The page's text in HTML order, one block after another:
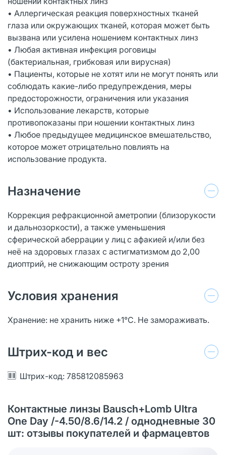
• Аллергическая реакция поверхностных тканей
глаза или окружающих тканей, которая может быть
вызвана или усилена ношением контактных линз
• Любая активная инфекция роговицы
(бактериальная, грибковая или вирусная)
• Пациенты, которые не хотят или не могут понять или
соблюдать какие-либо предупреждения, меры
предосторожности, ограничения или указания
• Использование лекарств, которые
противопоказаны при ношении контактных линз
• Любое предыдущее медицинское вмешательство,
которое может отрицательно повлиять на
использование продукта.
Назначение
Коррекция рефракционной аметропии (близорукости
и дальнозоркости), а также уменьшения
сферической аберрации у лиц c афакией и/или без
неё на здоровых глазах с астигматизмом до 2,00
диоптрий, не снижающим остроту зрения
Условия хранения
Хранение: не хранить ниже +1°С. Не замораживать.
Штрих-код и вес
Штрих-код: 785812085963
Контактные линзы Bausch+Lomb Ultra
One Day /-4.50/8.6/14.2 / однодневные 30
шт: отзывы покупателей и фармацевтов